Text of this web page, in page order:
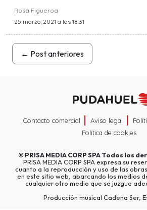
Rosa Figueroa
25 marzo, 2021 a las 18:31
← Post anteriores
Contacto comercial Aviso legal
Política de cookies
© PRISA MEDIA CORP SPATodos los
PRISA MEDIA CORP SPA expresa su
cuanto a la reproducción y uso de las
en este sitio web, abarcando los medios
cualquier otro medio que se juzgue
Producción musical Cadena Ser,